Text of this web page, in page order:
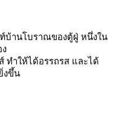
านโบราณของตู้ฝู่ หนึ่งใน
ทำให้ได้อรรถรส และได้
งขึ้น